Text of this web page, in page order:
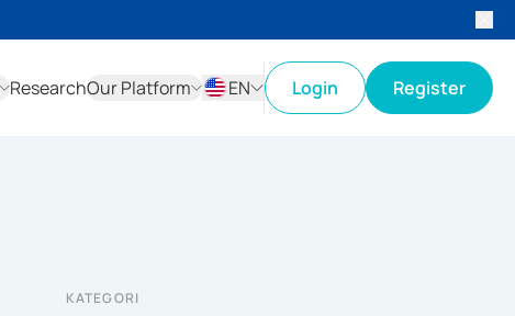
ResearchOur Platform
EN
Login Register
KATEGORI